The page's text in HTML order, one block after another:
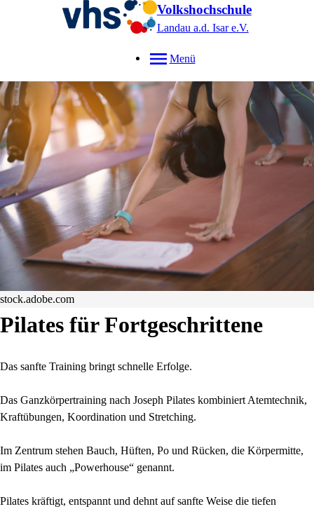
Volkshochschule
Landau a.d. Isare.V.
Menü
stock.adobe.com
Pilates für Fortgeschrittene
Das sanfte Training bringt schnelle Erfolge.
Das Ganzkörpertraining nach Joseph Pilates kombiniert Atemtechnik,
Kraftübungen, Koordination und Stretching.
Im Zentrum stehen Bauch, Hüften, Po und Rücken, die Körpermitte,
im Pilates auch „Powerhouse“ genannt.
Pilates kräftigt, entspannt und dehnt auf sanfte Weise die tiefen